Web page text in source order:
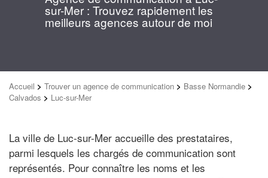
sur-Mer : Trouvez rapidement les
meilleurs agences autour de moi
Accueil > Trouver un agence de communication > Basse Normandie >
Calvados > Luc-sur-Mer
La ville de Luc-sur-Mer accueille des prestataires,
parmi lesquels les chargés de communication sont
représentés. Pour connaître les noms et les